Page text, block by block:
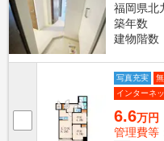
福岡県北
築年数
建物階数
写真充実
インターネ
6.6万円
管理費等